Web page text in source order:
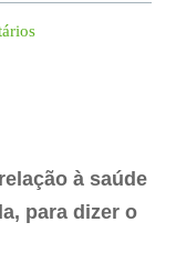
à saúde
para dizer o